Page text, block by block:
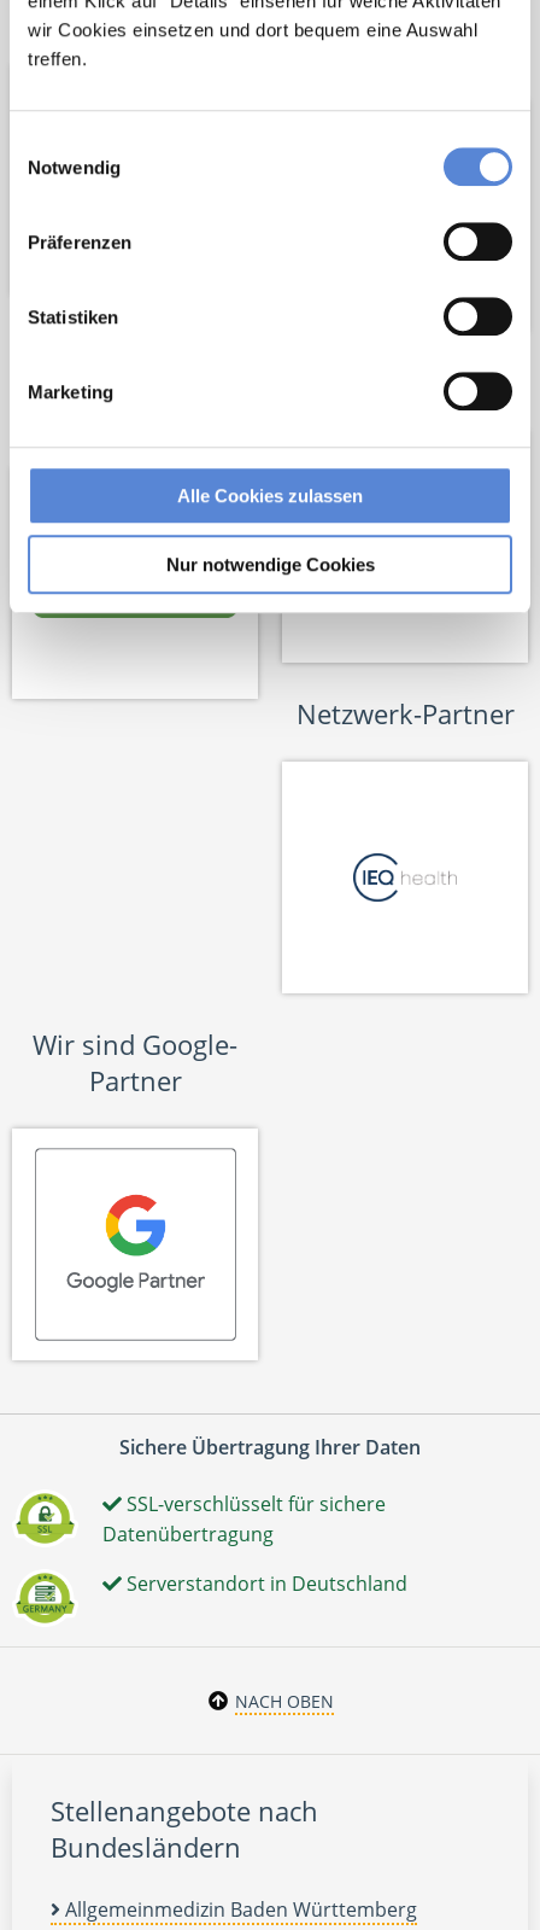
wir Cookies einsetzen und dort bequem eine Auswahl
treffen.
Notwendig
Präferenzen
Statistiken
Marketing
Alle Cookies zulassen
Nur notwendige Cookies
Netzwerk-Partner
Wir sind
Wir pflanzen
Wir fördern
Netzwerk-Partner
Wir sind Google-
Partner
Sichere Übertragung Ihrer Daten
SSL-verschlüsselt für sichere
Datenübertragung
Serverstandort in Deutschland
NACH OBEN
Stellenangebote nach
Bundesländern
Allgemeinmedizin Baden Württemberg